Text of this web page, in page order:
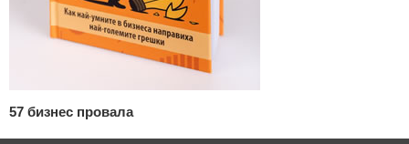
57 бизнес провала